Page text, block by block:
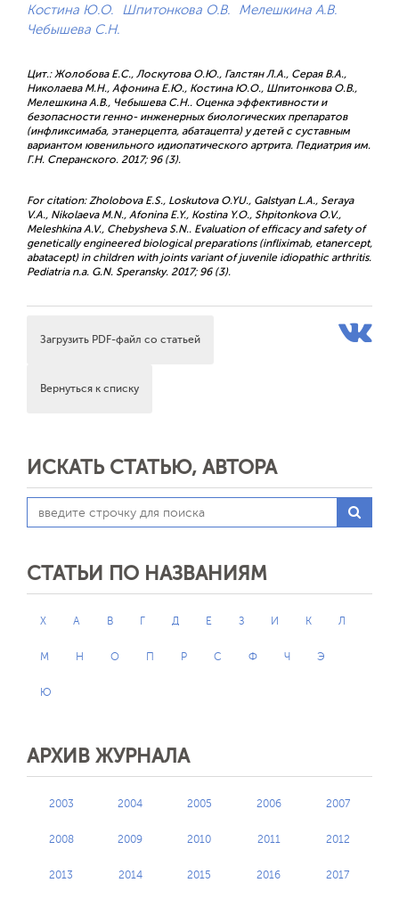
Костина Ю.О.
Шпитонкова О.В.
Мелешкина А.В.
Чебышева С.Н.
Цит.: Жолобова Е.С., Лоскутова О.Ю., Галстян Л.А., Серая В.А.,
Николаева М.Н., Афонина Е.Ю., Костина Ю.О., Шпитонкова О.В.,
Мелешкина А.В., Чебышева С.Н.. Оценка эффективности и
безопасности генно- инженерных биологических препаратов
(инфликсимаба, этанерцепта, абатацепта) у детей с суставным
вариантом ювенильного идиопатического артрита. Педиатрия им.
Г.Н. Сперанского. 2017; 96 (3).
For citation: Zholobova E.S., Loskutova O.YU., Galstyan L.A., Seraya
V.A., Nikolaeva M.N., Afonina E.Y., Kostina Y.O., Shpitonkova O.V.,
Meleshkina A.V., Chebysheva S.N.. Evaluation of efficacy and safety of
genetically engineered biological preparations (infliximab, etanercept,
abatacept) in children with joints variant of juvenile idiopathic arthritis.
Pediatria n.a. G.N. Speransky. 2017; 96 (3).
Загрузить PDF-файл со статьей
Вернуться к списку
ИСКАТЬ СТАТЬЮ, АВТОРА
СТАТЬИ ПО НАЗВАНИЯМ
X А В Г Д Е З И К Л
М Н О П Р С Ф Ч Э
Ю
АРХИВ ЖУРНАЛА
2003 2004 2005 2006 2007
2008 2009 2010 2011 2012
2013 2014 2015 2016 2017